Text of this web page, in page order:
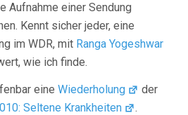
Aufnahme einer Sendung
Kennt sicher jeder, eine
im WDR, mit Ranga Yogeshwar
wie ich finde.
eine Wiederholung
der
Seltene Krankheiten
.